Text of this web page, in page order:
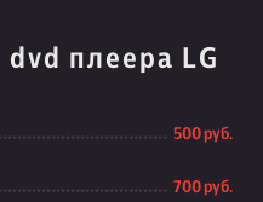
плеера LG
500 руб.
700 руб.